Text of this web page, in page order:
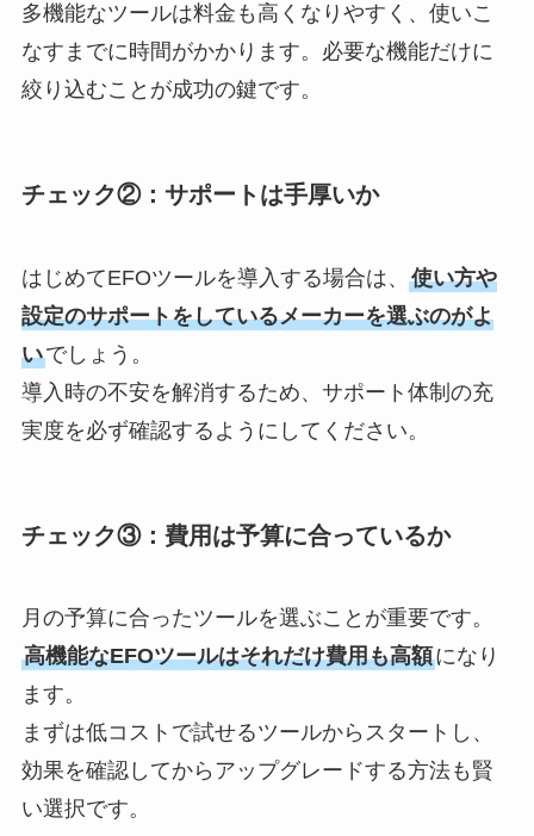
多機能なツールは料金も高くなりやすく、使いこ
なすまでに時間がかかります。必要な機能だけに
絞り込むことが成功の鍵です。
チェック②：サポートは手厚いか
はじめてEFOツールを導入する場合は、 使い方や
設定のサポートをしているメーカーを選ぶのがよ
いでしょう。
導入時の不安を解消するため、サポート体制の充
実度を必ず確認するようにしてください。
チェック③：費用は予算に合っているか
月の予算に合ったツールを選ぶことが重要です。
高機能なEFOツールはそれだけ費用も高額になり
ます。
まずは低コストで試せるツールからスタートし、
効果を確認してからアップグレードする方法も賢
い選択です。